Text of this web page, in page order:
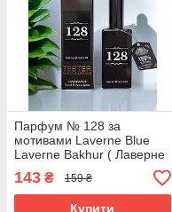
Парфум № 128 за
мотивами Laverne Blue
Laverne Bakhur ( Лаверне
Блю Лаверне Бакхур ) 65
мл
143 ₴ 159 ₴
Купити